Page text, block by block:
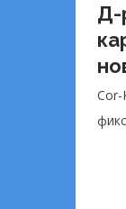
Д-
Cor-